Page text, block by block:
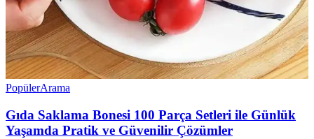
PopülerArama
Gıda Saklama Bonesi 100 Parça Setleri ile Günlük
Yaşamda Pratik ve Güvenilir Çözümler